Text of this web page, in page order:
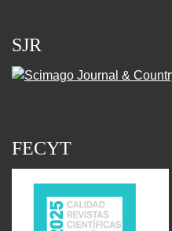
SJR
FECYT